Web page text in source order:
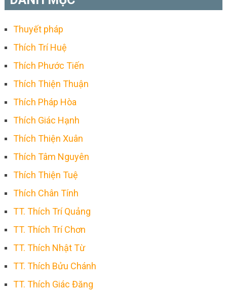
Thuyết pháp
Thích Trí Huệ
Thích Phước Tiến
Thích Thiện Thuận
Thích Pháp Hòa
Thích Giác Hạnh
Thích Thiện Xuân
Thích Tâm Nguyên
Thích Thiện Tuệ
Thích Chân Tính
TT. Thích Trí Quảng
TT. Thích Trí Chơn
TT. Thích Nhật Từ
TT. Thích Bửu Chánh
TT. Thích Giác Đăng